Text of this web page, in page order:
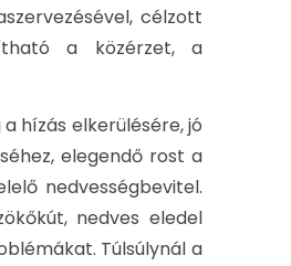
célzott
a közérzet, a
hízás elkerülésére, jó
elegendő rost a
nedvességbevitel.
nedves eledel
Túlsúlynál a